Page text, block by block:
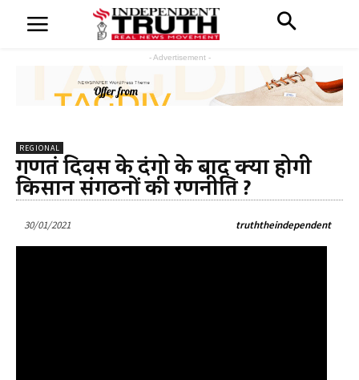
- Advertisement -
REGIONAL
गणतंत्र दिवस के दंगो के बाद क्या होगी
किसान संगठनों की रणनीति ?
30/01/2021 truththeindependent